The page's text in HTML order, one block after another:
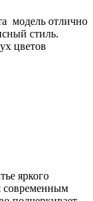
модель отлично
стиль.
цветов
яркого
современным